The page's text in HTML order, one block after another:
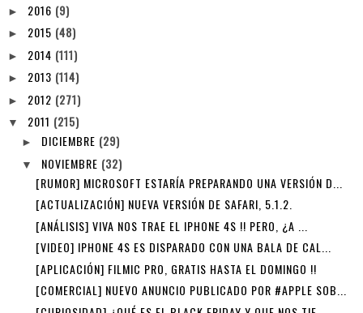
► 2016 (9)
► 2015 (48)
► 2014 (111)
► 2013 (114)
► 2012 (271)
▼ 2011 (215)
► DICIEMBRE (29)
▼ NOVIEMBRE (32)
[RUMOR] MICROSOFT ESTARÍA PREPARANDO UNA VERSIÓN D...
[ACTUALIZACIÓN] NUEVA VERSIÓN DE SAFARI, 5.1.2.
[ANÁLISIS] VIVA NOS TRAE EL IPHONE 4S !! PERO, ¿A ...
[VIDEO] IPHONE 4S ES DISPARADO CON UNA BALA DE CAL...
[APLICACIÓN] FILMIC PRO, GRATIS HASTA EL DOMINGO !!
[COMERCIAL] NUEVO ANUNCIO PUBLICADO POR #APPLE SOB...